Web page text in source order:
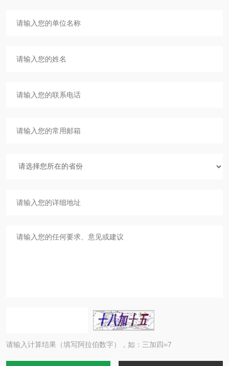
请输入计算结果（填写阿拉伯数字），如：三加四=7